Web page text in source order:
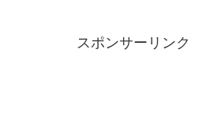
スポンサーリンク